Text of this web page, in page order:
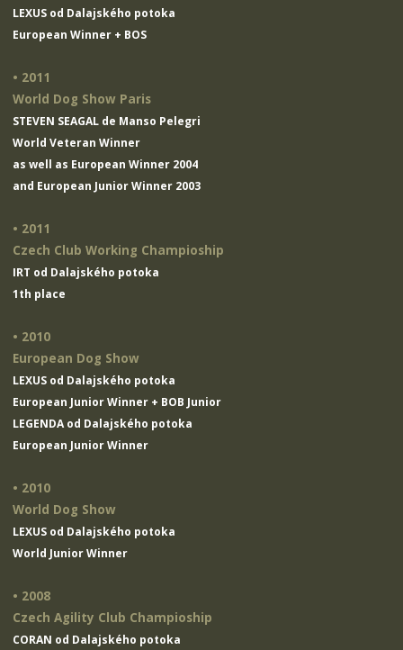
LEXUS od Dalajského potoka
European Winner + BOS
• 2011
World Dog Show Paris
STEVEN SEAGAL de Manso Pelegri
World Veteran Winner
as well as European Winner 2004
and European Junior Winner 2003
• 2011
Czech Club Working Champioship
IRT od Dalajského potoka
1th place
• 2010
European Dog Show
LEXUS od Dalajského potoka
European Junior Winner + BOB Junior
LEGENDA od Dalajského potoka
European Junior Winner
• 2010
World Dog Show
LEXUS od Dalajského potoka
World Junior Winner
• 2008
Czech Agility Club Champioship
CORAN od Dalajského potoka